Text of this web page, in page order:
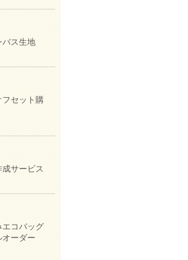
バス生地
フセット購
成サービス
エコバッグ
オーダー